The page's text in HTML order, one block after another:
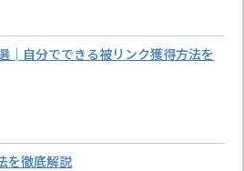
│自分でできる被リンク獲得方法を
を徹底解説